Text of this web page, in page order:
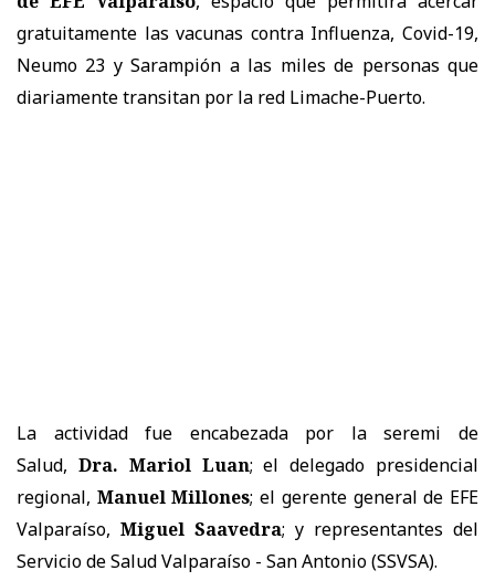
gratuitamente las vacunas contra Influenza, Covid-19,
Neumo 23 y Sarampión a las miles de personas que
diariamente transitan por la red Limache-Puerto.
La actividad fue encabezada por la seremi de
Salud, Dra. Mariol Luan; el delegado presidencial
regional, Manuel Millones; el gerente general de EFE
Valparaíso, Miguel Saavedra; y representantes del
Servicio de Salud Valparaíso - San Antonio (SSVSA).